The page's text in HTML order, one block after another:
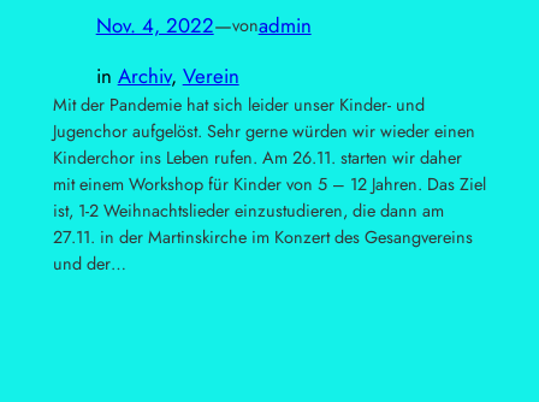
Nov. 4, 2022—vonadmin
in Archiv, Verein
Mit der Pandemie hat sich leider unser Kinder- und
Jugenchor aufgelöst. Sehr gerne würden wir wieder einen
Kinderchor ins Leben rufen. Am 26.11. starten wir daher
mit einem Workshop für Kinder von 5 – 12 Jahren. Das Ziel
ist, 1-2 Weihnachtslieder einzustudieren, die dann am
27.11. in der Martinskirche im Konzert des Gesangvereins
und der…